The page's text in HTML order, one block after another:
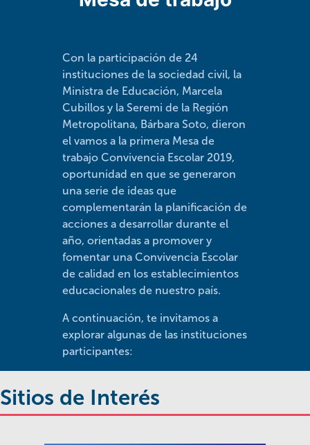
Con la participación de 24
instituciones de la sociedad civil, la
Ministra de Educación, Marcela
Cubillos y la Seremi de la Región
Metropolitana, Bárbara Soto, dieron
el vamos a la primera Mesa de
trabajo Convivencia Escolar 2019,
oportunidad en que se generaron
una serie de ideas que
complementarán la planificación de
acciones a desarrollar durante el
año, orientadas a promover y
fomentar una Convivencia Escolar
de calidad en los establecimientos
educacionales de nuestro país.
A continuación, te invitamos a
explorar algunas de las instituciones
participantes:
Sitios de Interés